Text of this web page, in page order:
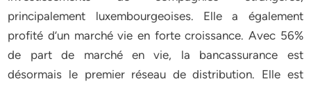
principalement luxembourgeoises. Elle a également
profité d’un marché vie en forte croissance. Avec 56%
de part de marché en vie, la bancassurance est
désormais le premier réseau de distribution. Elle est